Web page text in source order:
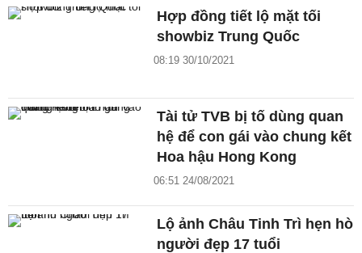
Hợp đồng tiết lộ mặt tối
showbiz Trung Quốc
08:19 30/10/2021
Tài tử TVB bị tố dùng quan
hệ để con gái vào chung kết
Hoa hậu Hong Kong
06:51 24/08/2021
Lộ ảnh Châu Tinh Trì hẹn hò
người đẹp 17 tuổi